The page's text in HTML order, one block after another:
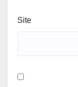
Site